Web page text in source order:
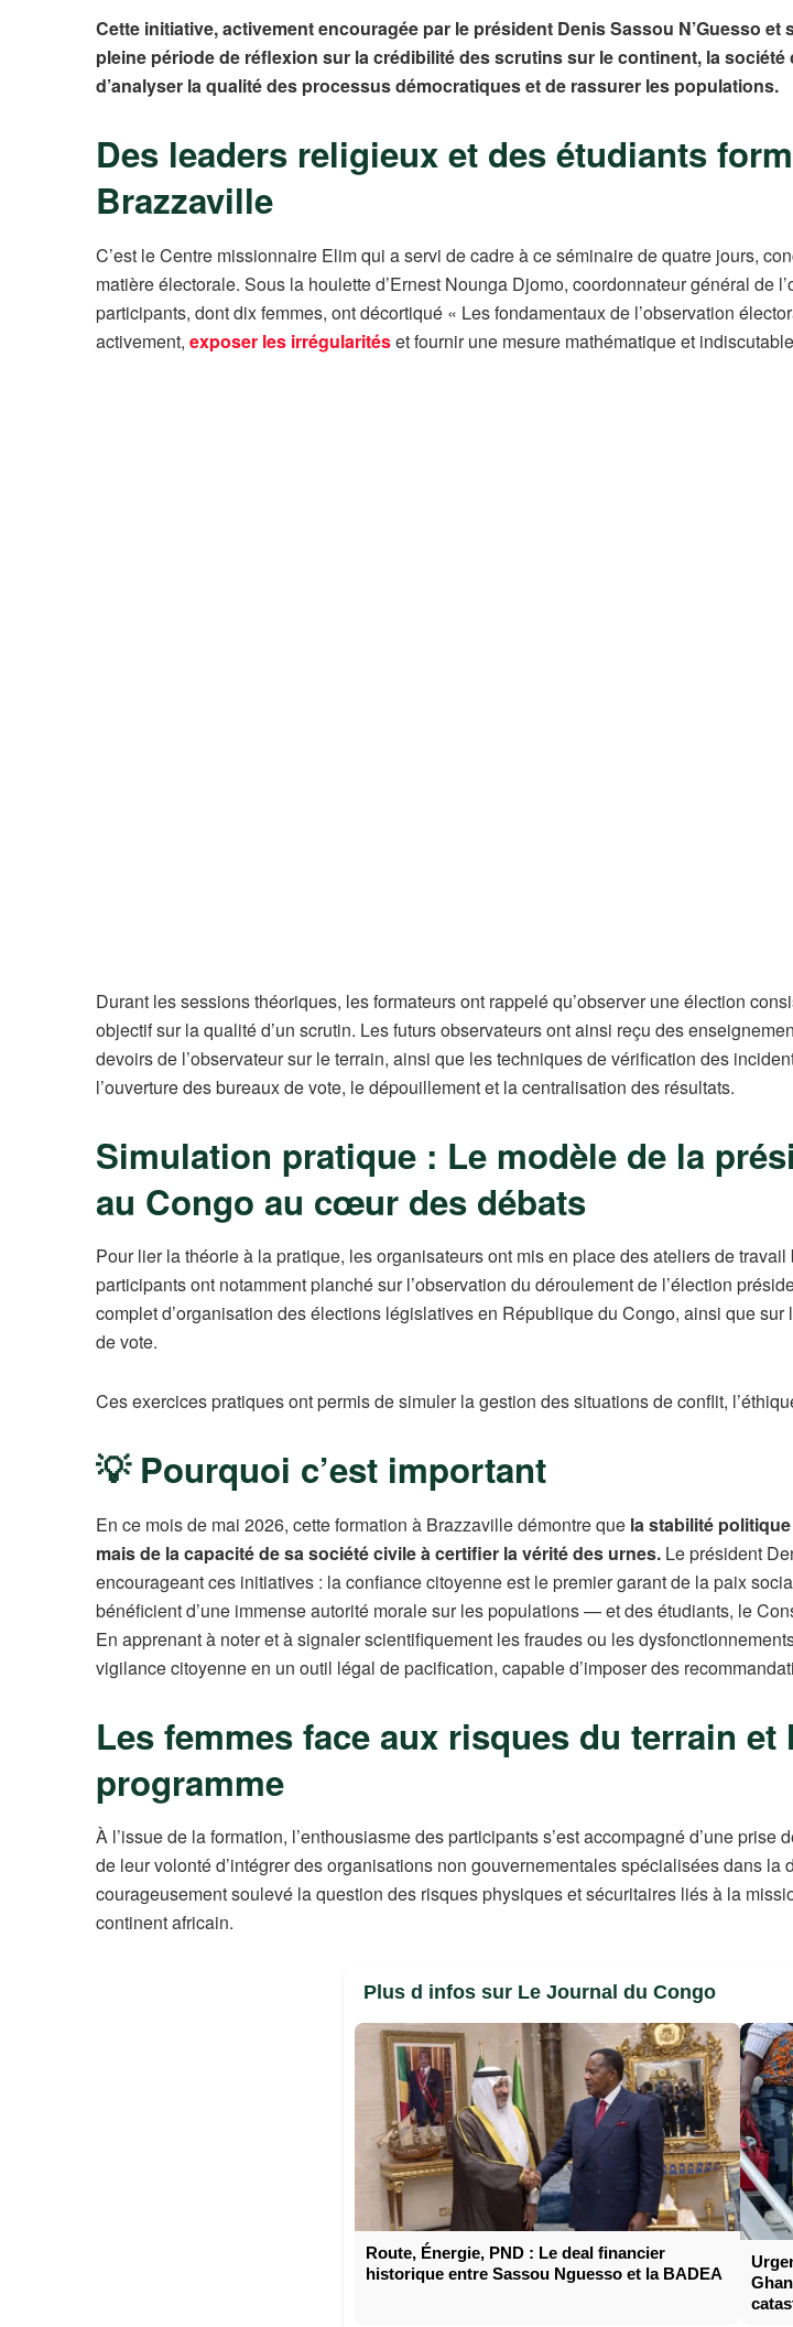
Cette initiative, activement encouragée par le président Denis Sassou N’Guesso
pleine période de réflexion sur la crédibilité des scrutins sur le continent, la
d’analyser la qualité des processus démocratiques et de rassurer les populations.
Des leaders religieux et des étudiants
Brazzaville
C’est le Centre missionnaire Elim qui a servi de cadre à ce séminaire de quatre jours,
matière électorale. Sous la houlette d’Ernest Nounga Djomo, coordonnateur général de
participants, dont dix femmes, ont décortiqué « Les fondamentaux de l’observation
activement, exposer les irrégularitéset fournir une mesure mathématique et
Durant les sessions théoriques, les formateurs ont rappelé qu’observer une élection
objectif sur la qualité d’un scrutin. Les futurs observateurs ont ainsi reçu des
devoirs de l’observateur sur le terrain, ainsi que les techniques de vérification des
l’ouverture des bureaux de vote, le dépouillement et la centralisation des résultats.
Simulation pratique : Le modèle de la
au Congo au cœur des débats
Pour lier la théorie à la pratique, les organisateurs ont mis en place des ateliers de
participants ont notamment planché sur l’observation du déroulement de l’élection
complet d’organisation des élections législatives en République du Congo, ainsi que
de vote.
Ces exercices pratiques ont permis de simuler la gestion des situations de conflit,
💡 Pourquoi c’est important
En ce mois de mai 2026, cette formation à Brazzaville démontre que la stabilité
mais de la capacité de sa société civile à certifier la vérité des urnes. Le président
encourageant ces initiatives : la confiance citoyenne est le premier garant de la paix
bénéficient d’une immense autorité morale sur les populations — et des étudiants, le
En apprenant à noter et à signaler scientifiquement les fraudes ou les
vigilance citoyenne en un outil légal de pacification, capable d’imposer des
Les femmes face aux risques du terrain
programme
À l’issue de la formation, l’enthousiasme des participants s’est accompagné d’une
de leur volonté d’intégrer des organisations non gouvernementales spécialisées dans
courageusement soulevé la question des risques physiques et sécuritaires liés à la
continent africain.
Plus d infos sur Le Journal du Congo
Route, Énergie, PND : Le deal financier
historique entre Sassou Nguesso et la BADEA